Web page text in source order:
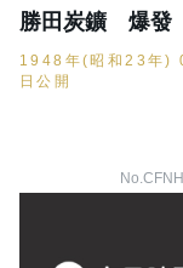
勝田炭鑛 爆發
1948年(昭和23年)
日公開